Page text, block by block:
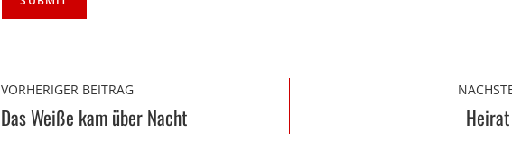
VORHERIGER BEITRAG
Das Weiße kam über Nacht